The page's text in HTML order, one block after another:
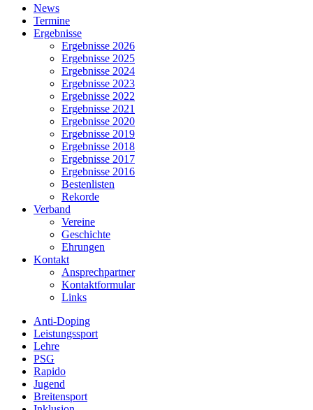
Close
Menu
News
Termine
Ergebnisse
Ergebnisse 2026
Ergebnisse 2025
Ergebnisse 2024
Ergebnisse 2023
Ergebnisse 2022
Ergebnisse 2021
Ergebnisse 2020
Ergebnisse 2019
Ergebnisse 2018
Ergebnisse 2017
Ergebnisse 2016
Bestenlisten
Rekorde
Verband
Vereine
Geschichte
Ehrungen
Kontakt
Ansprechpartner
Kontaktformular
Links
Anti-Doping
Leistungssport
Lehre
PSG
Rapido
Jugend
Breitensport